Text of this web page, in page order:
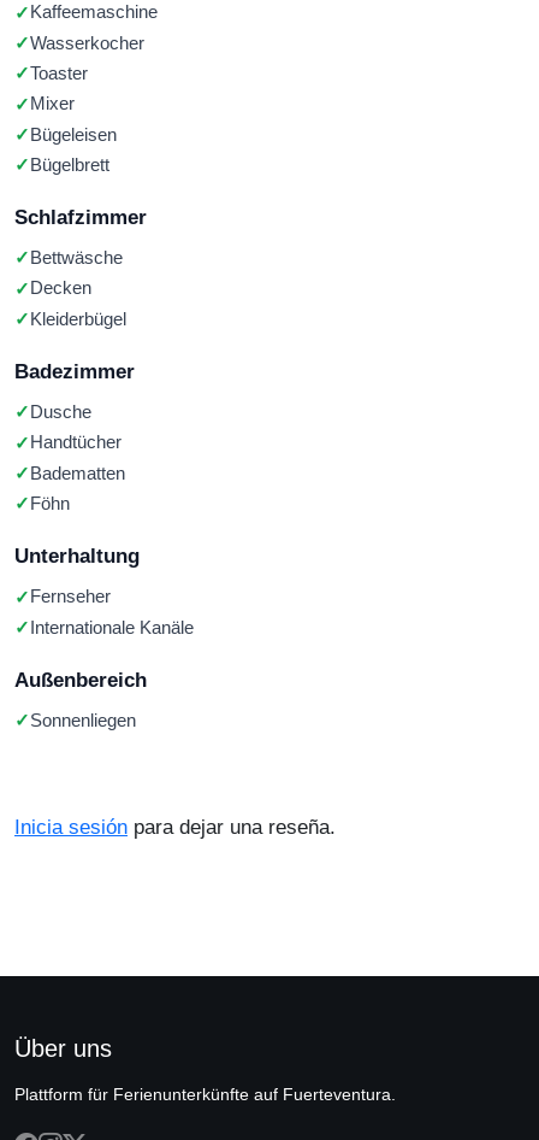
Kaffeemaschine
Wasserkocher
Toaster
Mixer
Bügeleisen
Bügelbrett
Schlafzimmer
Bettwäsche
Decken
Kleiderbügel
Badezimmer
Dusche
Handtücher
Badematten
Föhn
Unterhaltung
Fernseher
Internationale Kanäle
Außenbereich
Sonnenliegen
Inicia sesión para dejar una reseña.
Über uns
Plattform für Ferienunterkünfte auf Fuerteventura.